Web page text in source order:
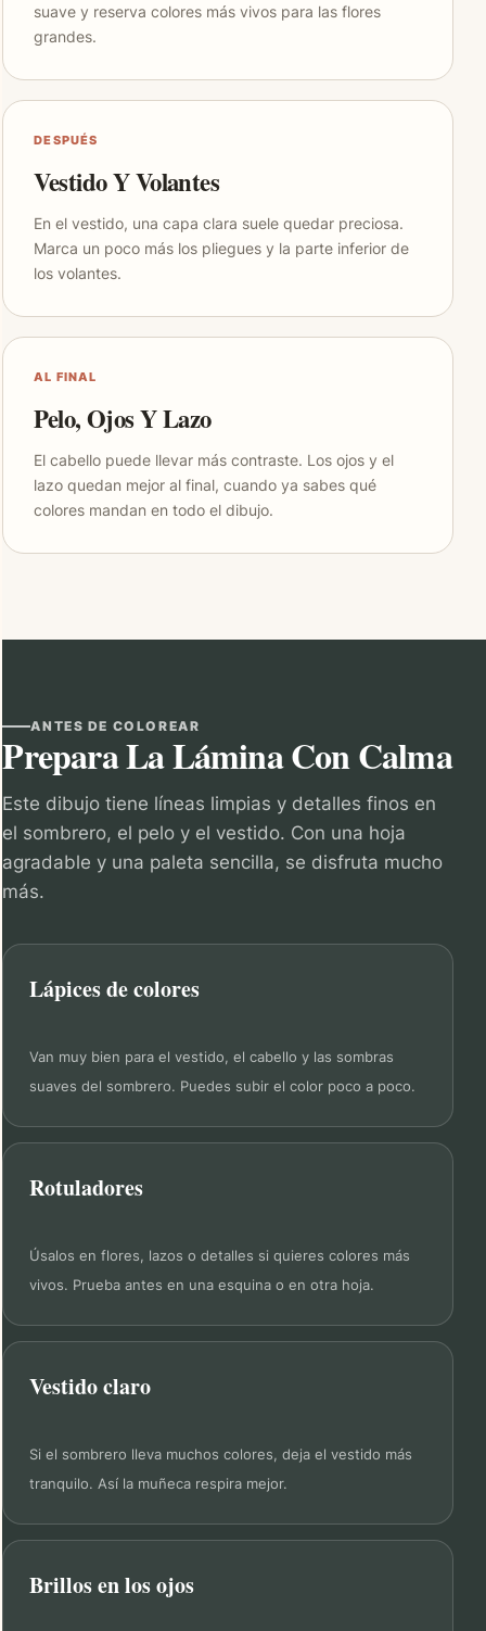
suave y reserva colores más vivos para las flores
grandes.
DESPUÉS
Vestido Y Volantes
En el vestido, una capa clara suele quedar preciosa.
Marca un poco más los pliegues y la parte inferior de
los volantes.
AL FINAL
Pelo, Ojos Y Lazo
El cabello puede llevar más contraste. Los ojos y el
lazo quedan mejor al final, cuando ya sabes qué
colores mandan en todo el dibujo.
ANTES DE COLOREAR
Prepara La Lámina Con Calma
Este dibujo tiene líneas limpias y detalles finos en
el sombrero, el pelo y el vestido. Con una hoja
agradable y una paleta sencilla, se disfruta mucho
más.
Lápices de colores
Van muy bien para el vestido, el cabello y las sombras
suaves del sombrero. Puedes subir el color poco a poco.
Rotuladores
Úsalos en flores, lazos o detalles si quieres colores más
vivos. Prueba antes en una esquina o en otra hoja.
Vestido claro
Si el sombrero lleva muchos colores, deja el vestido más
tranquilo. Así la muñeca respira mejor.
Brillos en los ojos